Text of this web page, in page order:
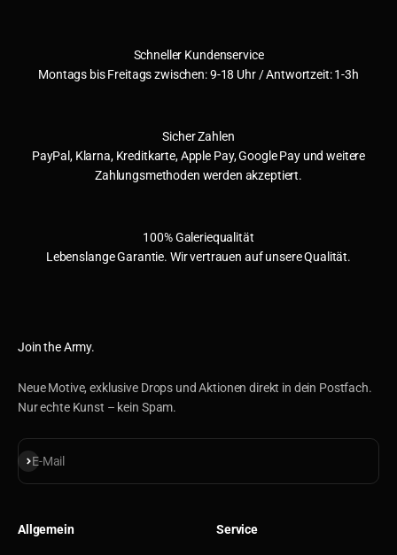
Schneller Kundenservice
Montags bis Freitags zwischen: 9-18 Uhr / Antwortzeit: 1-3h
Sicher Zahlen
PayPal, Klarna, Kreditkarte, Apple Pay, Google Pay und weitere
Zahlungsmethoden werden akzeptiert.
100% Galeriequalität
Lebenslange Garantie. Wir vertrauen auf unsere Qualität.
Join the Army.
Neue Motive, exklusive Drops und Aktionen direkt in dein Postfach.
Nur echte Kunst – kein Spam.
E-Mail
Abonnieren
Allgemein Service